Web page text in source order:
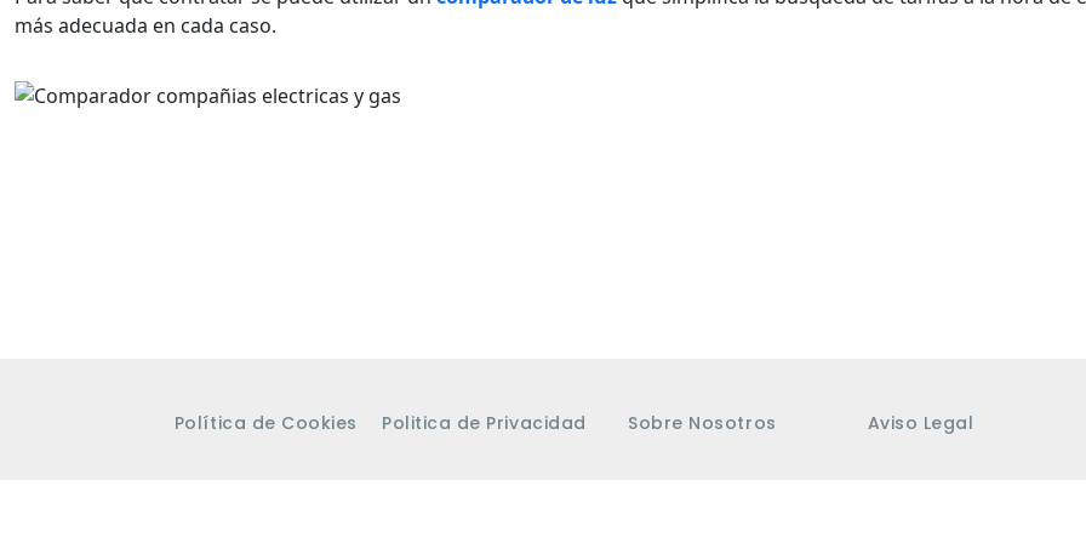
más adecuada en cada caso.
Política de Cookies Politica de Privacidad Sobre Nosotros Aviso Legal